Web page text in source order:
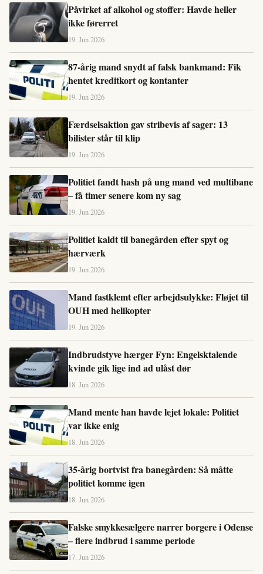
Påvirket af alkohol og stoffer: Havde heller
ikke førerret
19. Jun 2026
87-årig mand snydt af falsk bankmand: Fik
hentet kreditkort og kontanter
19. Jun 2026
Færdselsaktion gav stribevis af sager: 13
bilister står til klip
19. Jun 2026
Politiet fandt hash på ung mand ved multibane
– få timer senere kom ny sag
19. Jun 2026
Politiet kaldt til banegården efter spyt og
hærværk
19. Jun 2026
Mand fastklemt efter arbejdsulykke: Fløjet til
OUH med helikopter
19. Jun 2026
Indbrudstyve hærger Fyn: Engelsktalende
kvinde gik lige ind ad ulåst dør
18. Jun 2026
Mand mente han havde lejet lokale: Politiet
var ikke enig
18. Jun 2026
35-årig bortvist fra banegården: Så måtte
politiet komme igen
18. Jun 2026
Falske smykkesælgere narrer borgere i Odense
– flere indbrud i samme periode
17. Jun 2026